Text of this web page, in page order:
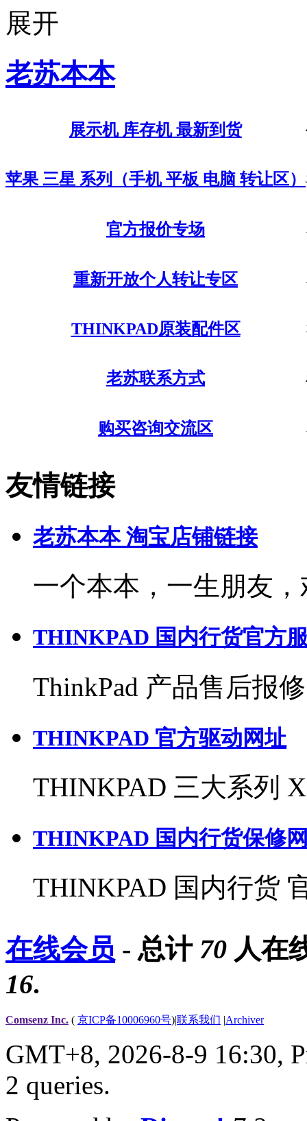
老苏本本
展示机 库存机 最新到货
苹果 三星 系列（手机 平板 电脑 转让区）
官方报价专场
重新开放个人转让专区
THINKPAD原装配件区
老苏联系方式
购买咨询交流区
友情链接
老苏本本 淘宝店铺链接
一个本本，一生朋友
THINKPAD 国内行货官方
ThinkPad 产品售后报
THINKPAD 官方驱动网址
THINKPAD 三大系列
THINKPAD 国内行货保修
THINKPAD 国内行货
在线会员 - 总计 70 人在
16.
Comsenz Inc. ( 京ICP备10006960号)|联系我们 |Archiver
GMT+8, 2026-8-9 16:30,
2 queries.